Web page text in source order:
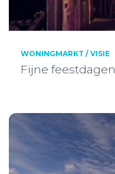
WONINGMARKT / VISIE
Fijne feestdagen